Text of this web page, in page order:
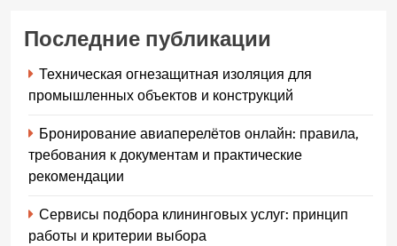
Последние публикации
Техническая огнезащитная изоляция для
промышленных объектов и конструкций
Бронирование авиаперелётов онлайн: правила,
требования к документам и практические
рекомендации
Сервисы подбора клининговых услуг: принцип
работы и критерии выбора